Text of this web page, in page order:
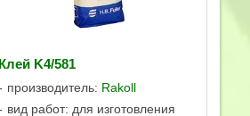
Клей K4/581
производитель: Rakoll
вид работ: для изготовления